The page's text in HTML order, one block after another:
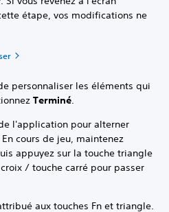
étape, vos modifications ne
personnaliser les éléments qui
Terminé.
l'application pour alterner
cours de jeu, maintenez
appuyez sur la touche triangle
/ touche carré pour passer
aux touches Fn et triangle.